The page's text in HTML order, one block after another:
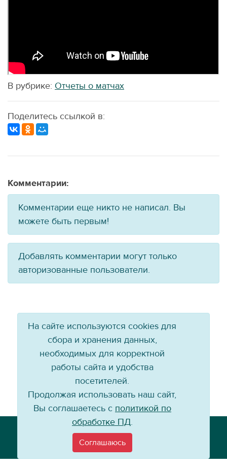
В рубрике: Отчеты о матчах
Поделитесь ссылкой в:
Комментарии:
Комментарии еще никто не написал. Вы
можете быть первым!
Добавлять комментарии могут только
авторизованные пользователи.
Email:info@baikal-energy.ru
На сайте используются cookies для
сбора и хранения данных,
необходимых для корректной
работы сайта и удобства
посетителей.
Продолжая использовать наш сайт,
Вы соглашаетесь с политикой по
обработке ПД.
Соглашаюсь